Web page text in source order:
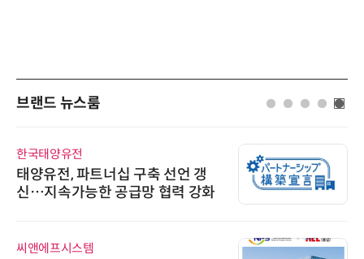
브랜드 뉴스룸
한국태양유전
태양유전, 파트너십 구축 선언 갱
신…지속가능한 공급망 협력 강화
씨앤에프시스템